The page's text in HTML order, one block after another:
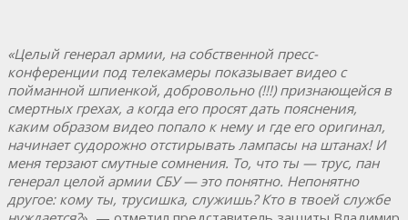
«Целый генерал армии, на собственной пресс-
конференции под телекамеры показывает видео с
пойманной шпиенкой, добровольно (!!!) признающейся в
смертных грехах, а когда его просят дать пояснения,
каким образом видео попало к нему и где его оригинал,
начинает судорожно отстирывать лампасы на штанах! И
меня терзают смутные сомнения. То, что ты — трус, пан
генерал целой армии СБУ — это понятно. Непонятно
другое: кому ты, трусишка, служишь? Кто в твоей службе